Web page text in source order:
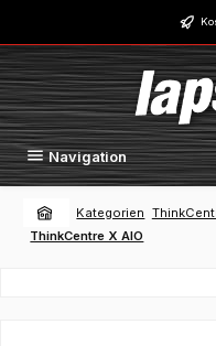
Zum Hauptinhalt springen
Navigation
Kategorien
ThinkCentre X AIO